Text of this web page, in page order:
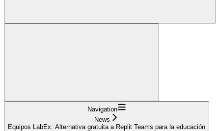
Navigation
News
Equipos LabEx: Alternativa gratuita a Replit Teams para la educación